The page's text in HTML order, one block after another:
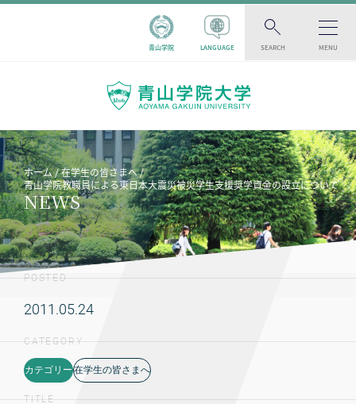
青山学院 LANGUAGE SEARCH MENU
ホーム
在学生の皆さまへ
青山学院教職員による東日本大震災被災学生支援奨学資金の設立について
NEWS
POSTED
2011.05.24
CATEGORY
カテゴリー 在学生の皆さまへ
TITLE